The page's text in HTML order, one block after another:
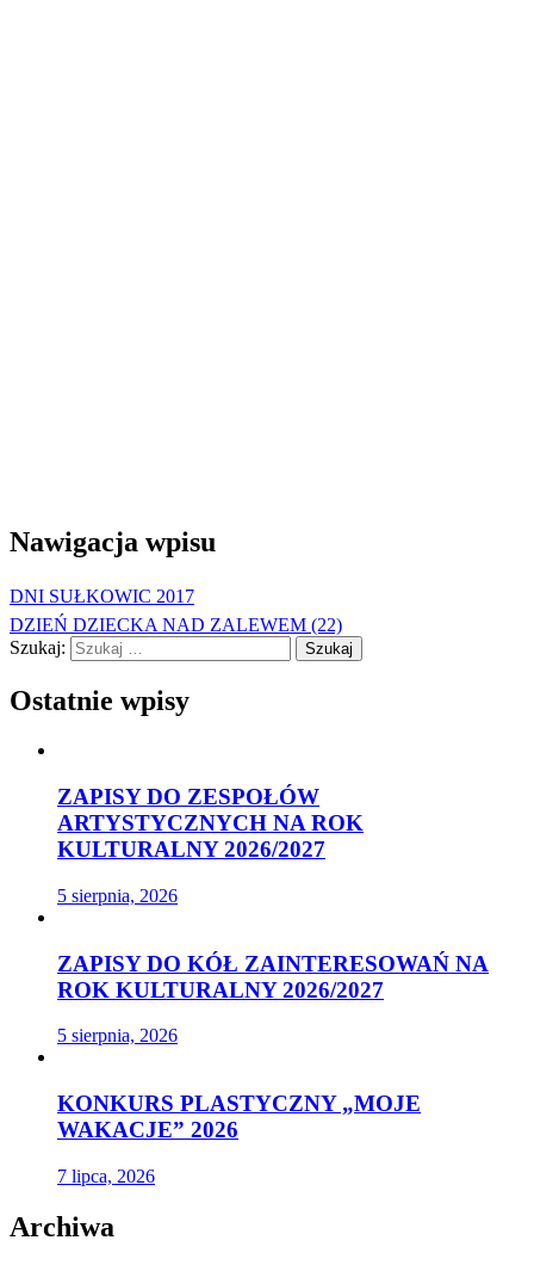
Nawigacja wpisu
DNI SUŁKOWIC 2017
DZIEŃ DZIECKA NAD ZALEWEM (22)
Szukaj:
Ostatnie wpisy
ZAPISY DO ZESPOŁÓW
ARTYSTYCZNYCH NA ROK
KULTURALNY 2026/2027
5 sierpnia, 2026
ZAPISY DO KÓŁ ZAINTERESOWAŃ NA
ROK KULTURALNY 2026/2027
5 sierpnia, 2026
KONKURS PLASTYCZNY „MOJE
WAKACJE” 2026
7 lipca, 2026
Archiwa